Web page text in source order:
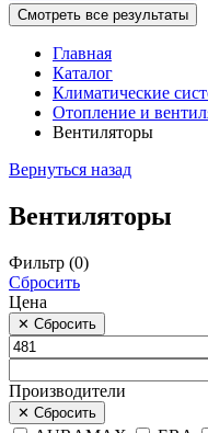
Смотреть все результаты
Главная
Каталог
Климатические
Отопление и
Вентиляторы
Вернуться назад
Вентиляторы
Фильтр (0)
Сбросить
Цена
✕ Сбросить
Производители
✕ Сбросить